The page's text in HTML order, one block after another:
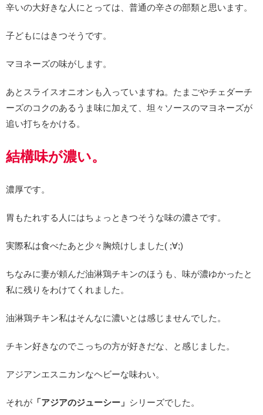
辛いの大好きな人にとっては、普通の辛さの部類と思います。
子どもにはきつそうです。
マヨネーズの味がします。
あとスライスオニオンも入っていますね。たまごやチェダーチ
ーズのコクのあるうま味に加えて、坦々ソースのマヨネーズが
追い打ちをかける。
結構味が濃い。
濃厚です。
胃もたれする人にはちょっときつそうな味の濃さです。
実際私は食べたあと少々胸焼けしました( ;∀;)
ちなみに妻が頼んだ油淋鶏チキンのほうも、味が濃ゆかったと
私に残りをわけてくれました。
油淋鶏チキン私はそんなに濃いとは感じませんでした。
チキン好きなのでこっちの方が好きだな、と感じました。
アジアンエスニカンなヘビーな味わい。
それが 「アジアのジューシー」 シリーズでした。